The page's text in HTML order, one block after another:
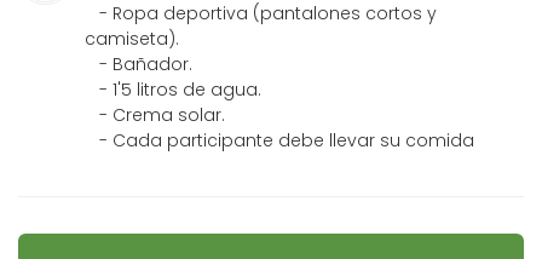
- Ropa deportiva (pantalones cortos y
camiseta).
- Bañador.
- 1'5 litros de agua.
- Crema solar.
- Cada participante debe llevar su comida